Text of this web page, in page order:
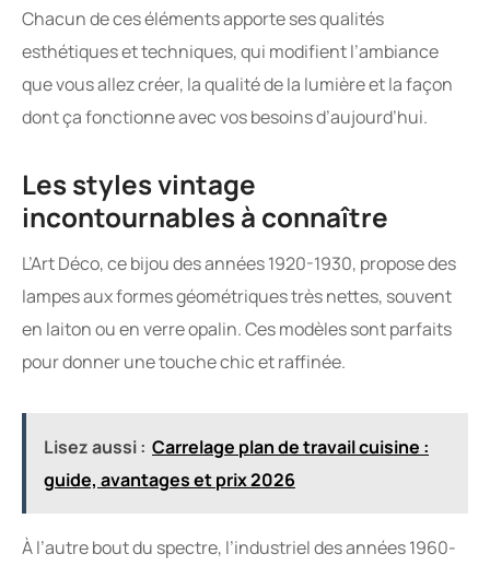
Chacun de ces éléments apporte ses qualités
esthétiques et techniques, qui modifient l’ambiance
que vous allez créer, la qualité de la lumière et la façon
dont ça fonctionne avec vos besoins d’aujourd’hui.
Les styles vintage
incontournables à connaître
L’Art Déco, ce bijou des années 1920-1930, propose des
lampes aux formes géométriques très nettes, souvent
en laiton ou en verre opalin. Ces modèles sont parfaits
pour donner une touche chic et raffinée.
Lisez aussi : Carrelage plan de travail cuisine :
guide, avantages et prix 2026
À l’autre bout du spectre, l’industriel des années 1960-